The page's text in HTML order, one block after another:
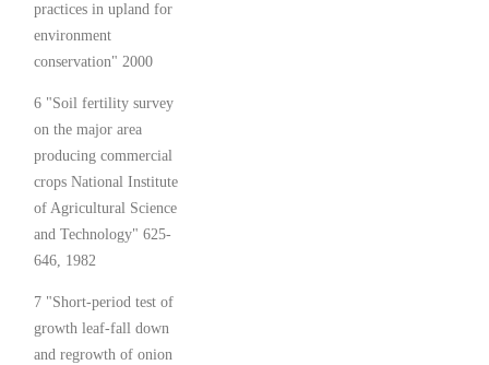
practices in upland for
environment
conservation" 2000
6 "Soil fertility survey
on the major area
producing commercial
crops National Institute
of Agricultural Science
and Technology" 625-
646, 1982
7 "Short-period test of
growth leaf-fall down
and regrowth of onion